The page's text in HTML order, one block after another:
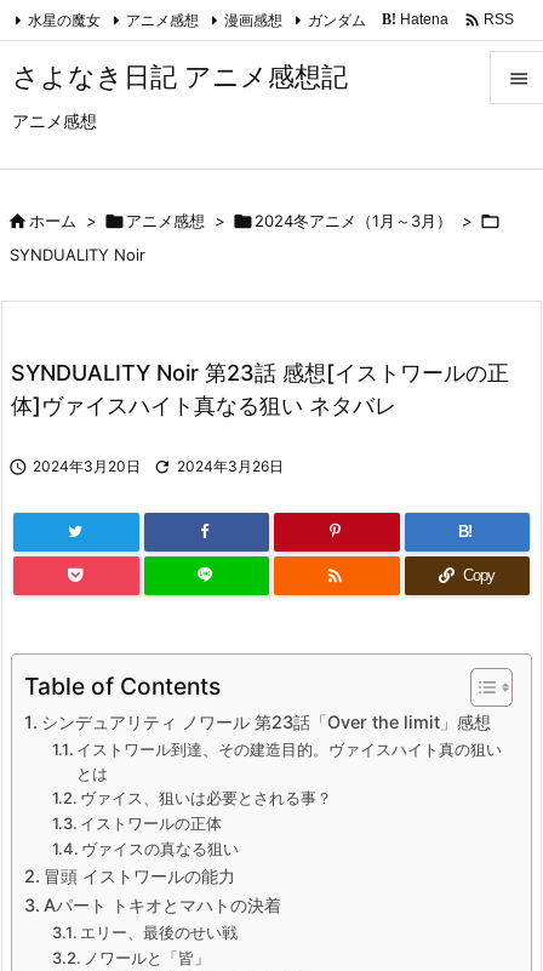
さよなき日記 アニメ感想記
アニメ感想


水星の魔女 アニメ感想 漫画感想 ガンダム B! Hatena  RSS
ホーム > アニメ感想 > 2024冬アニメ（1月～3月） > 
SYNDUALITY Noir
SYNDUALITY Noir 第23話 感想[イストワールの正
体]ヴァイスハイト真なる狙い ネタバレ
 2024年3月20日  2024年3月26日
B!
 Copy
Table of Contents
シンデュアリティ ノワール 第23話「Over the limit」感想
イストワール到達、その建造目的。ヴァイスハイト真の狙い
とは
ヴァイス、狙いは必要とされる事？
イストワールの正体
ヴァイスの真なる狙い
冒頭 イストワールの能力
Aパート トキオとマハトの決着
エリー、最後のせい戦
ノワールと「皆」